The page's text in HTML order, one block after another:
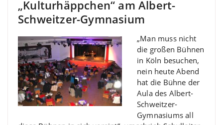
„Kulturhäppchen“ am Albert-
Schweitzer-Gymnasium
„Man muss nicht
die großen Bühnen
in Köln besuchen,
nein heute Abend
hat die Bühne der
Aula des Albert-
Schweitzer-
Gymnasiums all